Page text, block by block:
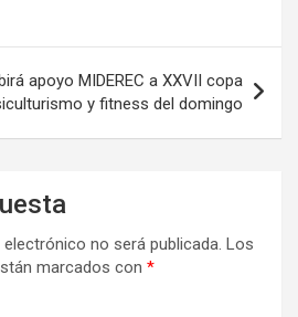
apoyo MIDEREC a XXVII copa
y fitness del domingo
no será publicada. Los
marcados con *